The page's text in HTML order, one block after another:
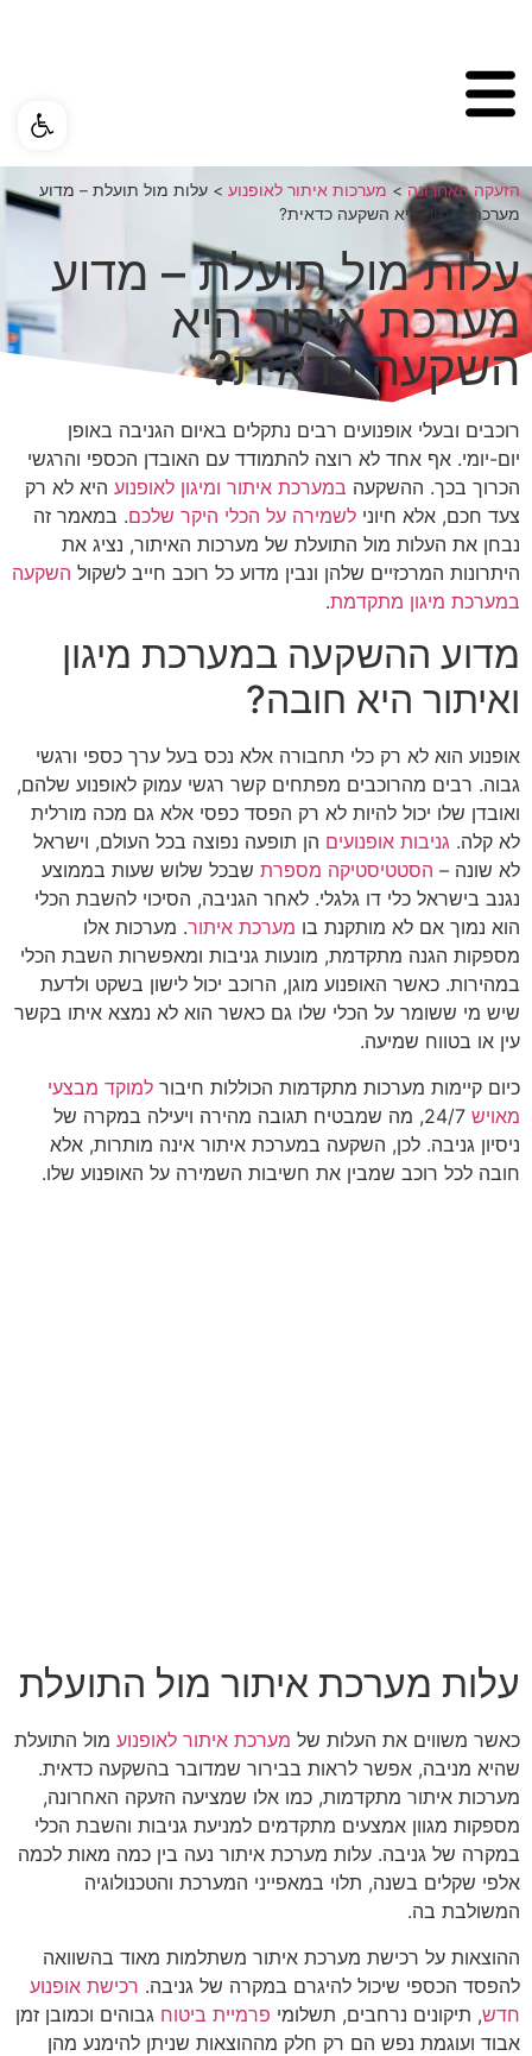
הזעקה האחרונה> מערכות איתור לאופנוע > עלות מול תועלת – מדוע
מערכת איתור היא השקעה כדאית?
עלות מול תועלת – מדוע
מערכת איתור היא
השקעה כדאית?
רוכבים ובעלי אופנועים רבים נתקלים באיום הגניבה באופן
יום-יומי. אף אחד לא רוצה להתמודד עם האובדן הכספי והרגשי
הכרוך בכך. ההשקעה במערכת איתור ומיגון לאופנוע היא לא רק
צעד חכם, אלא חיוני לשמירה על הכלי היקר שלכם. במאמר זה
נבחן את העלות מול התועלת של מערכות האיתור, נציג את
היתרונות המרכזיים שלהן ונבין מדוע כל רוכב חייב לשקול השקעה
במערכת מיגון מתקדמת.
מדוע ההשקעה במערכת מיגון
ואיתור היא חובה?
אופנוע הוא לא רק כלי תחבורה אלא נכס בעל ערך כספי ורגשי
גבוה. רבים מהרוכבים מפתחים קשר רגשי עמוק לאופנוע שלהם,
ואובדן שלו יכול להיות לא רק הפסד כפסי אלא גם מכה מורלית
לא קלה. גניבות אופנועים הן תופעה נפוצה בכל העולם, וישראל
לא שונה – הסטטיסטיקה מספרת שבכל שלוש שעות בממוצע
נגנב בישראל כלי דו גלגלי. לאחר הגניבה, הסיכוי להשבת הכלי
הוא נמוך אם לא מותקנת בו מערכת איתור. מערכות אלו
מספקות הגנה מתקדמת, מונעות גניבות ומאפשרות השבת הכלי
במהירות. כאשר האופנוע מוגן, הרוכב יכול לישון בשקט ולדעת
שיש מי ששומר על הכלי שלו גם כאשר הוא לא נמצא איתו בקשר
עין או בטווח שמיעה.
כיום קיימות מערכות מתקדמות הכוללות חיבור למוקד מבצעי
מאויש
24/7, מה שמבטיח תגובה מהירה ויעילה במקרה של
ניסיון גניבה. לכן, השקעה במערכת איתור אינה מותרות, אלא
חובה לכל רוכב שמבין את חשיבות השמירה על האופנוע שלו.
עלות מערכת איתור מול התועלת
כאשר משווים את העלות של מערכת איתור לאופנוע מול התועלת
שהיא מניבה, אפשר לראות בבירור שמדובר בהשקעה כדאית.
מערכות איתור מתקדמות, כמו אלו שמציעה הזעקה האחרונה,
מספקות מגוון אמצעים מתקדמים למניעת גניבות והשבת הכלי
במקרה של גניבה. עלות מערכת איתור נעה בין כמה מאות לכמה
אלפי שקלים בשנה, תלוי במאפייני המערכת והטכנולוגיה
המשולבת בה.
ההוצאות על רכישת מערכת איתור משתלמות מאוד בהשוואה
להפסד הכספי שיכול להיגרם במקרה של גניבה. רכישת אופנוע
חדש, תיקונים נרחבים, תשלומי פרמיית ביטוח גבוהים וכמובן זמן
אבוד ועוגמת נפש הם רק חלק מההוצאות שניתן להימנע מהן